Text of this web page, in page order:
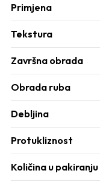
Primjena
Tekstura
Završna obrada
Obrada ruba
Debljina
Protukliznost
Količina u pakiranju